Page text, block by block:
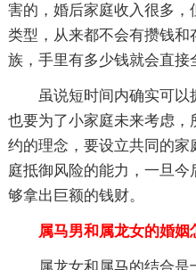
害的，婚后家庭收入很多
类型，从来都不会有攒钱
族，手里有多少钱就会直接
虽说短时间内确实可
也要为了小家庭未来考虑
约的理念，要设立共同的
庭抵御风险的能力，一旦
够拿出巨额的钱财。
属马男和属龙女的婚姻
属龙女和属马的结合是